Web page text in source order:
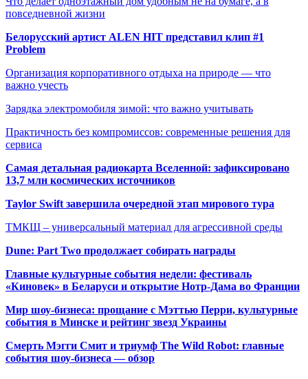
повседневной жизни
Белорусский артист ALEN HIT представил клип #1
Problem
Организация корпоративного отдыха на природе — что
важно учесть
Зарядка электромобиля зимой: что важно учитывать
Практичность без компромиссов: современные решения для
сервиса
Самая детальная радиокарта Вселенной: зафиксировано
13,7 млн космических источников
Taylor Swift завершила очередной этап мирового тура
ТМКЩ – универсальный материал для агрессивной среды
Dune: Part Two продолжает собирать награды
Главные культурные события недели: фестиваль
«Киновек» в Беларуси и открытие Нотр-Дама во Франции
Мир шоу-бизнеса: прощание с Мэттью Перри, культурные
события в Минске и рейтинг звезд Украины
Смерть Мэгги Смит и триумф The Wild Robot: главные
события шоу-бизнеса — обзор